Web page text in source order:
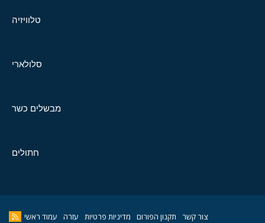
טלוויזיה
סלולארי
מבשלים כשר
חתולים
צור קשר תקנון הפורום מדיניות פרטיות עזרה עמוד ראשי